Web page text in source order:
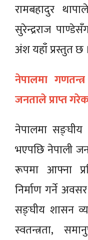
रामबहादुर
सुरेन्द्रराज
अंश यहाँ प्रस्तुत छ ।
नेपालमा
जनताले प्राप्त
नेपालमा सङ्घीय
भएपछि नेपाली
रूपमा आफ्ना
निर्माण गर्ने
सङ्घीय शासन
स्वतन्त्रता,